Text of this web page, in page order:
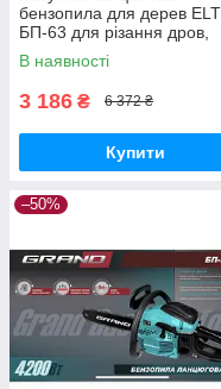
бензопила для дерев
БП-63 для різання дров,
Бензопила для дому (2
+ 2 ланцюги)
В наявності
3 186 ₴ 6 372 ₴
Купити
–50%